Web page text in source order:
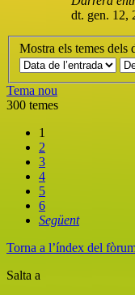
dt. gen. 12,
Mostra els temes dels
Tema nou
300 temes
1
2
3
4
5
6
Següent
Torna a l’índex del
Salta a